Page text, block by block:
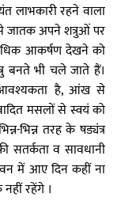
लाभकारी रहने वाला
जातक अपने शत्रुओं पर
आकर्षण देखने को
बनते भी चले जाते हैं।
आवश्यकता है, आंख से
मसलों से स्वयं को
भिन्न तरह के षड्यंत्र
व सावधानी
में आए दिन कहीं ना
रहेंगे ।